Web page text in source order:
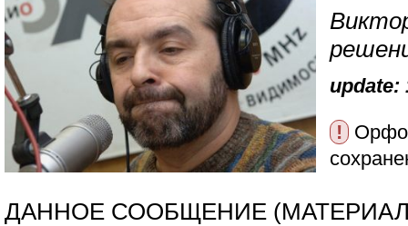
update:
!
ДАННОЕ СООБЩЕНИЕ